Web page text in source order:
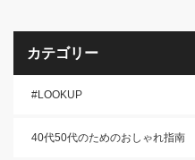
カテゴリー
#LOOKUP
40代50代のためのおしゃれ指南